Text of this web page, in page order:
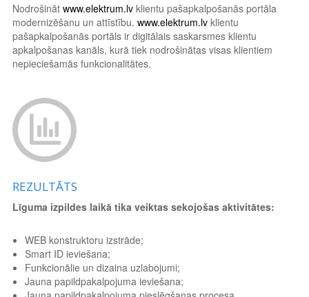
Nodrošināt www.elektrum.lv klientu pašapkalpošanās portāla
modernizēšanu un attīstību. www.elektrum.lv klientu
pašapkalpošanās portāls ir digitālais saskarsmes klientu
apkalpošanas kanāls, kurā tiek nodrošinātas visas klientiem
nepieciešamās funkcionalitātes.
REZULTĀTS
Līguma izpildes laikā tika veiktas sekojošas aktivitātes:
WEB konstruktoru izstrāde;
Smart ID ieviešana;
Funkcionālie un dizaina uzlabojumi;
Jauna papildpakalpojuma ieviešana;